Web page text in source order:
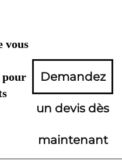
vous
pour
Demandez
un devis dès
maintenant